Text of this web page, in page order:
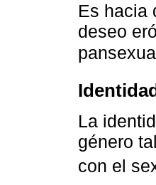
Es hacia
deseo
La
género
con el